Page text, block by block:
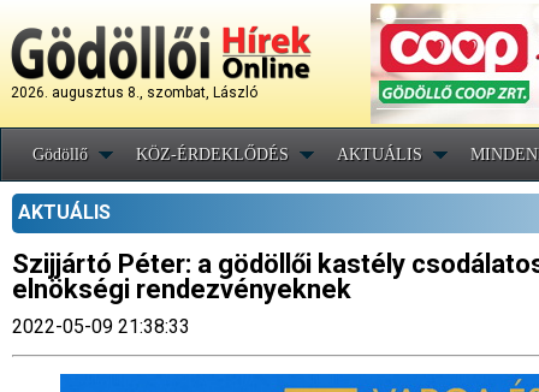
2026. augusztus 8., szombat, László
Gödöllő KÖZ-ÉRDEKLŐDÉS AKTUÁLIS
AKTUÁLIS
Szijjártó Péter: a gödöllői kastély
elnökségi rendezvényeknek
2022-05-09 21:38:33